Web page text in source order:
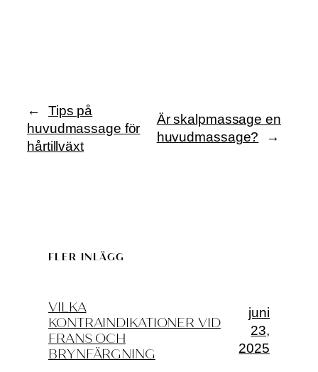
←
Tips på
huvudmassage för
hårtillväxt
Är skalpmassage en
huvudmassage?
→
FLER INLÄGG
VILKA
KONTRAINDIKATIONER VID
FRANS OCH
BRYNFÄRGNING
juni
23,
2025